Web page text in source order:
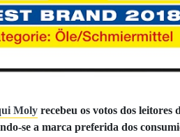
Moly recebeu os votos dos
se a marca preferida dos